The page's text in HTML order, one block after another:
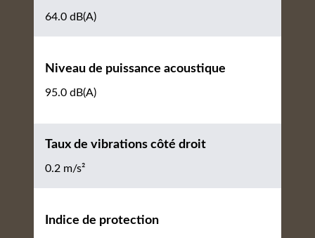
64.0 dB(A)
Niveau de puissance acoustique
95.0 dB(A)
Taux de vibrations côté droit
0.2 m/s²
Indice de protection